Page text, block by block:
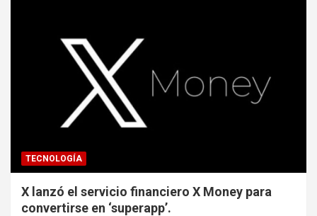
TECNOLOGÍA
X lanzó el servicio financiero X Money para
convertirse en ‘superapp’.